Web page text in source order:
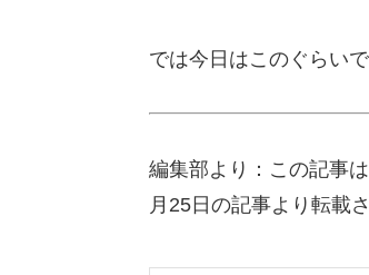
では今日はこのぐらいで
編集部より：この記事
月25日の記事より転載